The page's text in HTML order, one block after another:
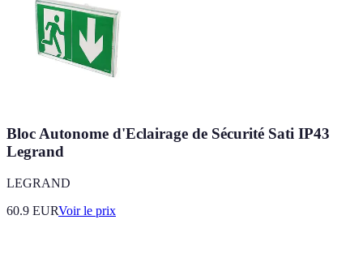
Bloc Autonome d'Eclairage de Sécurité Sati IP43
Legrand
LEGRAND
60.9 EURVoir le prix